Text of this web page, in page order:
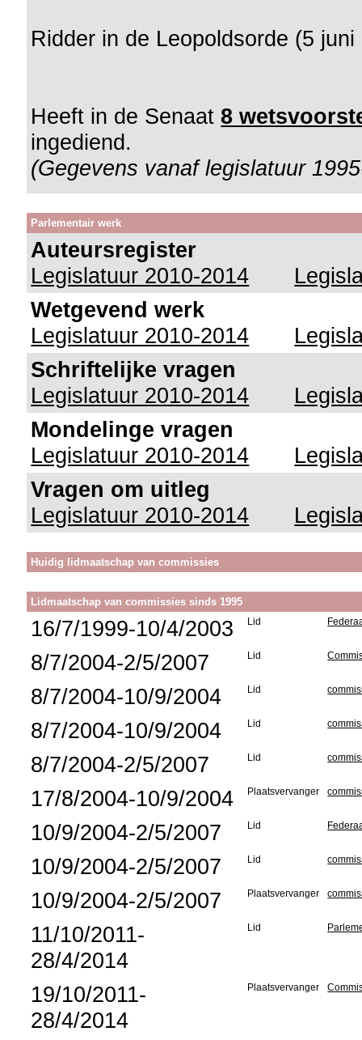
Ridder in de Leopoldsorde (5 juni
Heeft in de Senaat8
ingediend.
(Gegevens vanaf legislatuur
Parlementair werk
Auteursregister
Legislatuur 2010-2014
Wetgevend werk
Legislatuur 2010-2014
Schriftelijke vragen
Legislatuur 2010-2014
Mondelinge vragen
Legislatuur 2010-2014
Vragen om uitleg
Legislatuur 2010-2014
Huidig lidmaatschap van commissies
Lidmaatschap van commissies sinds 1995
16/7/1999-10/4/2003 Lid
8/7/2004-2/5/2007 Lid
8/7/2004-10/9/2004 Lid
8/7/2004-10/9/2004 Lid
8/7/2004-2/5/2007 Lid
17/8/2004-10/9/2004 Plaatsvervanger
10/9/2004-2/5/2007 Lid
10/9/2004-2/5/2007 Lid
10/9/2004-2/5/2007 Plaatsvervanger
11/10/2011-
28/4/2014
Lid
19/10/2011-
28/4/2014
Plaatsvervanger